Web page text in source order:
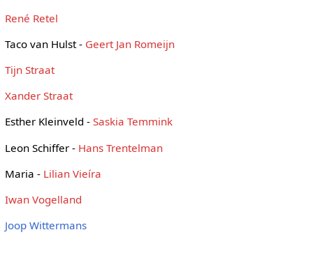
René Retel
Taco van Hulst - Geert Jan Romeijn
Tijn Straat
Xander Straat
Esther Kleinveld - Saskia Temmink
Leon Schiffer - Hans Trentelman
Maria - Lilian Vieíra
Iwan Vogelland
Joop Wittermans